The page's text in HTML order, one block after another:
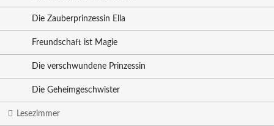
Die Zauberprinzessin Ella
Freundschaft ist Magie
Die verschwundene Prinzessin
Die Geheimgeschwister
Lesezimmer